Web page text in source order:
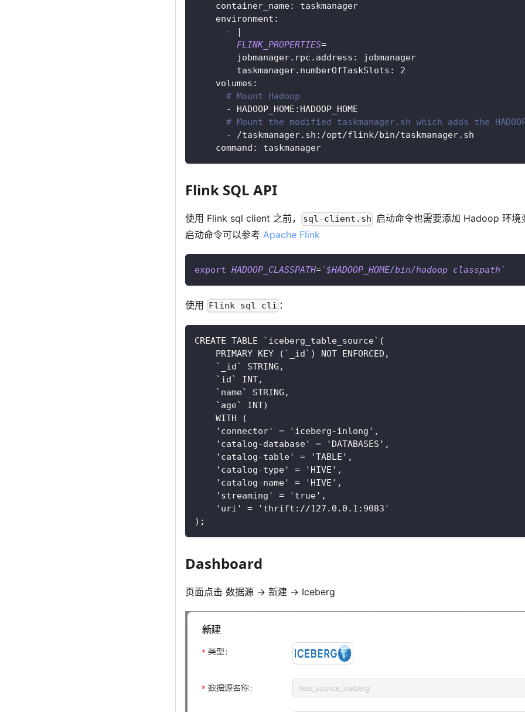
    container_name: taskmanager
    environment:
      -
FLINK_PROPERTIES=
        jobmanager.rpc.address: jobmanager
        taskmanager.numberOfTaskSlots:
2
    volumes:
# Mount Hadoop
      - HADOOP_HOME:HADOOP_HOME
# Mount the modified taskmanager.sh which adds the
      - /taskmanager.sh:/opt/flink/bin/taskmanager.sh
    command: taskmanager
Flink SQL API
使用 Flink sql client 之前， sql-client.sh 启动命令也需要添加 Hadoop 环境
启动命令可以参考 Apache Flink
export HADOOP_CLASSPATH=`$HADOOP_HOME/bin/hadoop classpath `
使用 Flink sql cli ：
CREATE TABLE `iceberg_table_source`(
    PRIMARY KEY (`_id`) NOT ENFORCED,
    `_id` STRING,
    `id` INT,
    `name` STRING,
    `age` INT)
    WITH (
    'connector' = 'iceberg-inlong',
    'catalog-database' = 'DATABASES',
    'catalog-table' = 'TABLE',
    'catalog-type' = 'HIVE',
    'catalog-name' = 'HIVE',
    'streaming' = 'true',
    'uri' = 'thrift://127.0.0.1:9083'
);
Dashboard
页面点击 数据源 → 新建 → Iceberg